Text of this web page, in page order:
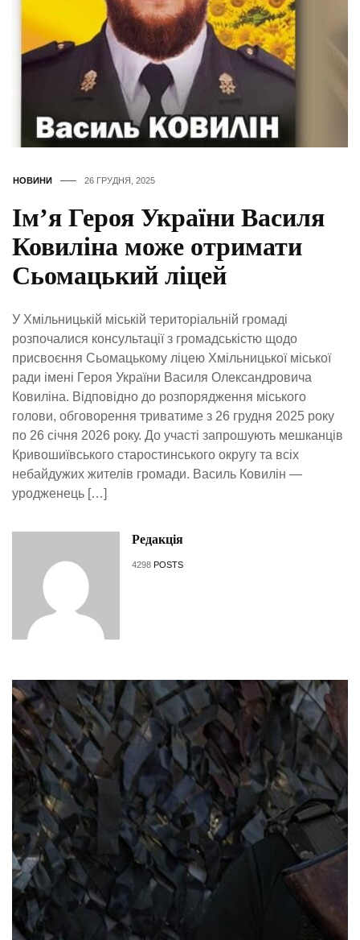
НОВИНИ 26 ГРУДНЯ, 2025
Ім’я Героя України Василя
Ковиліна може отримати
Сьомацький ліцей
У Хмільницькій міській територіальній громаді
розпочалися консультації з громадськістю щодо
присвоєння Сьомацькому ліцею Хмільницької міської
ради імені Героя України Василя Олександровича
Ковиліна. Відповідно до розпорядження міського
голови, обговорення триватиме з 26 грудня 2025 року
по 26 січня 2026 року. До участі запрошують мешканців
Кривошиївського старостинського округу та всіх
небайдужих жителів громади. Василь Ковилін —
уродженець […]
Редакція
4298 POSTS